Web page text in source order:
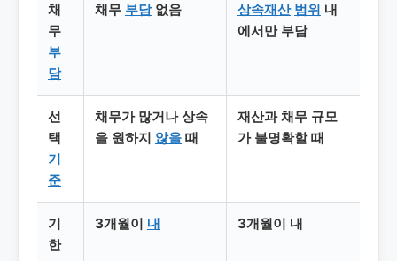
채
무
부
담
채무 부담없음 상속재산 범위 내
에서만 부담
선
택
기
준
채무가 많거나 상속
을 원하지 않을 때
재산과 채무 규모
가 불명확할 때
기
한
3개월이 내 3개월이 내